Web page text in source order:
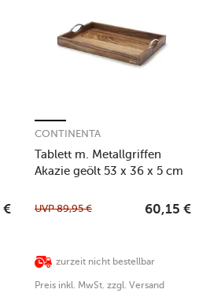
€
Tablett m. Metallgriffen
Akazie geölt 53 x 36 x 5 cm
CONTINENTA
zurzeit nicht bestellbar
UVP89,95 € 60,15 €
Preis inkl. MwSt. zzgl. Versand